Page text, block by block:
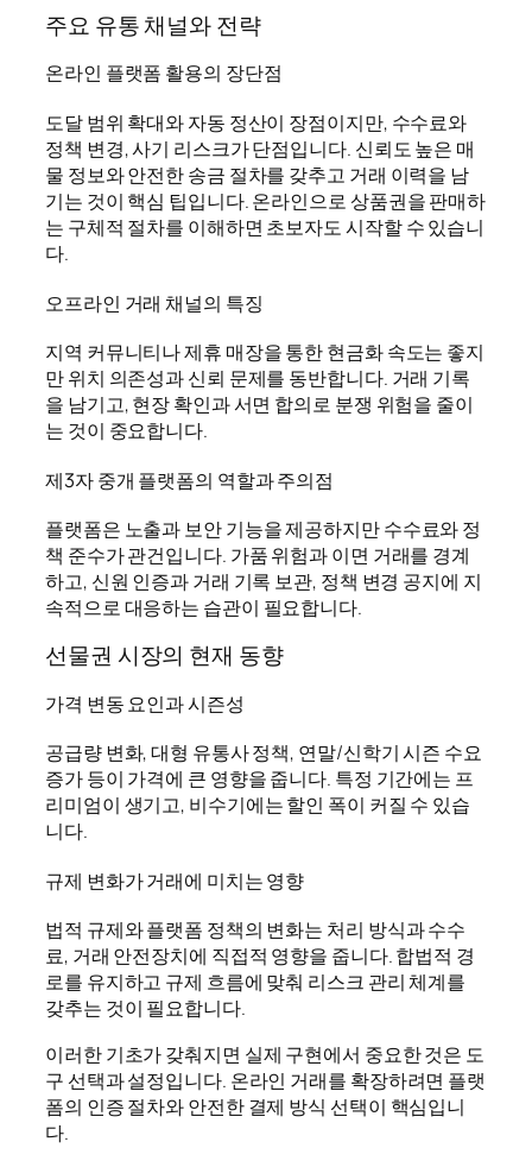
주요 유통 채널와 전략
온라인 플랫폼 활용의 장단점
도달 범위 확대와 자동 정산이 장점이지만, 수수료와
정책 변경, 사기 리스크가 단점입니다. 신뢰도 높은 매
물 정보와 안전한 송금 절차를 갖추고 거래 이력을 남
기는 것이 핵심 팁입니다. 온라인으로 상품권을 판매하
는 구체적 절차를 이해하면 초보자도 시작할 수 있습니
다.
오프라인 거래 채널의 특징
지역 커뮤니티나 제휴 매장을 통한 현금화 속도는 좋지
만 위치 의존성과 신뢰 문제를 동반합니다. 거래 기록
을 남기고, 현장 확인과 서면 합의로 분쟁 위험을 줄이
는 것이 중요합니다.
제3자 중개 플랫폼의 역할과 주의점
플랫폼은 노출과 보안 기능을 제공하지만 수수료와 정
책 준수가 관건입니다. 가품 위험과 이면 거래를 경계
하고, 신원 인증과 거래 기록 보관, 정책 변경 공지에 지
속적으로 대응하는 습관이 필요합니다.
선물권 시장의 현재 동향
가격 변동 요인과 시즌성
공급량 변화, 대형 유통사 정책, 연말/신학기 시즌 수요
증가 등이 가격에 큰 영향을 줍니다. 특정 기간에는 프
리미엄이 생기고, 비수기에는 할인 폭이 커질 수 있습
니다.
규제 변화가 거래에 미치는 영향
법적 규제와 플랫폼 정책의 변화는 처리 방식과 수수
료, 거래 안전장치에 직접적 영향을 줍니다. 합법적 경
로를 유지하고 규제 흐름에 맞춰 리스크 관리 체계를
갖추는 것이 필요합니다.
이러한 기초가 갖춰지면 실제 구현에서 중요한 것은 도
구 선택과 설정입니다. 온라인 거래를 확장하려면 플랫
폼의 인증 절차와 안전한 결제 방식 선택이 핵심입니
다.